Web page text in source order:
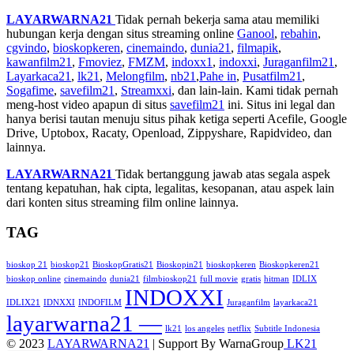
LAYARWARNA21 Tidak pernah bekerja sama atau memiliki
hubungan kerja dengan situs streaming online Ganool, rebahin,
cgvindo, bioskopkeren, cinemaindo, dunia21 , filmapik,
kawanfilm21 , Fmoviez, FMZM, indoxx1 , indoxxi, Juraganfilm21 ,
Layarkaca21 , lk21 , Melongfilm, nb21 ,Pahe in, Pusatfilm21 ,
Sogafime, savefilm21 , Streamxxi, dan lain-lain. Kami tidak pernah
meng-host video apapun di situs savefilm21 ini. Situs ini legal dan
hanya berisi tautan menuju situs pihak ketiga seperti Acefile, Google
Drive, Uptobox, Racaty, Openload, Zippyshare, Rapidvideo, dan
lainnya.
LAYARWARNA21 Tidak bertanggung jawab atas segala aspek
tentang kepatuhan, hak cipta, legalitas, kesopanan, atau aspek lain
dari konten situs streaming film online lainnya.
TAG
bioskop 21 bioskop21 BioskopGratis21 Bioskopin21 bioskopkeren Bioskopkeren21
bioskop online cinemaindo dunia21 filmbioskop21 full movie gratis hitman IDLIX
IDLIX21 IDNXXI INDOFILM INDOXXI Juraganfilm layarkaca21
layarwarna21 — lk21 los angeles netflix Subtitle Indonesia
© 2023 LAYARWARNA21 | Support By WarnaGroup LK21